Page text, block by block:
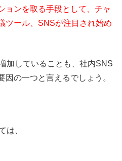
ョンを取る手段として、チャ
ツール、SNSが注目され始め
加していることも、社内SNS
の一つと言えるでしょう。
は、